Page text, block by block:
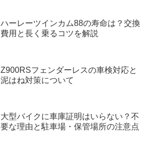
ハーレーツインカム88の寿命は？交換
費用と長く乗るコツを解説
Z900RSフェンダーレスの車検対応と
泥はね対策について
大型バイクに車庫証明はいらない？不
要な理由と駐車場・保管場所の注意点